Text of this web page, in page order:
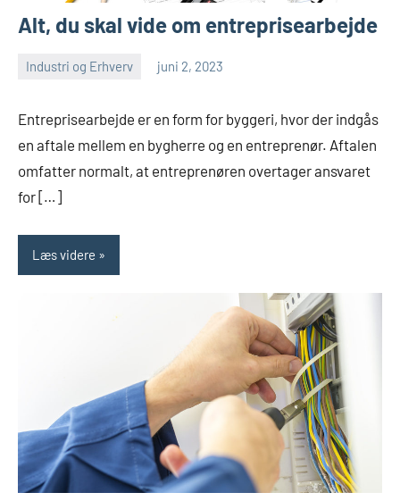
Alt, du skal vide om entreprisearbejde
Industri og Erhverv juni 2, 2023
Entreprisearbejde er en form for byggeri, hvor der indgås
en aftale mellem en bygherre og en entreprenør. Aftalen
omfatter normalt, at entreprenøren overtager ansvaret
for […]
Læs videre